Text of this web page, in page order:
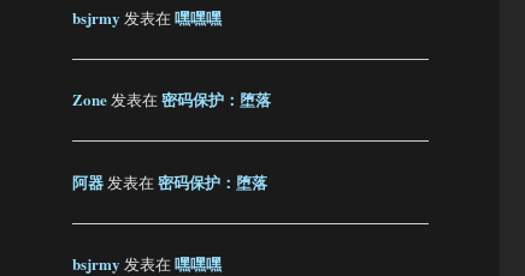
bsjrmy 发表在嘿嘿嘿
Zone发表在密码保护：堕落
阿器发表在密码保护：堕落
bsjrmy 发表在嘿嘿嘿